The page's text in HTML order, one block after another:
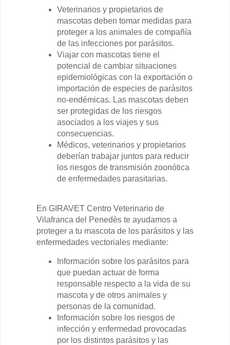
Veterinarios y propietarios de
mascotas deben tomar medidas para
proteger a los animales de compañía
de las infecciones por parásitos.
Viajar con mascotas tiene el
potencial de cambiar situaciones
epidemiológicas con la exportación o
importación de especies de parásitos
no-endémicas. Las mascotas deben
ser protegidas de los riesgos
asociados a los viajes y sus
consecuencias.
Médicos, veterinarios y propietarios
deberían trabajar juntos para reducir
los riesgos de transmisión zoonótica
de enfermedades parasitarias.
En GIRAVET Centro Veterinario de
Vilafranca del Penedès te ayudamos a
proteger a tu mascota de los parásitos y las
enfermedades vectoriales mediante:
Información sobre los parásitos para
que puedan actuar de forma
responsable respecto a la vida de su
mascota y de otros animales y
personas de la comunidad.
Información sobre los riesgos de
infección y enfermedad provocadas
por los distintos parásitos y las